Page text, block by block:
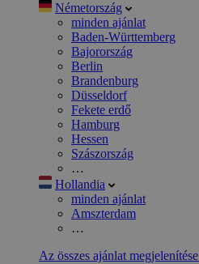
Németország
minden ajánlat
Baden-Württemberg
Bajorország
Berlin
Brandenburg
Düsseldorf
Fekete erdő
Hamburg
Hessen
Szászország
…
Hollandia
minden ajánlat
Amszterdam
…
Az összes ajánlat megjelenítése